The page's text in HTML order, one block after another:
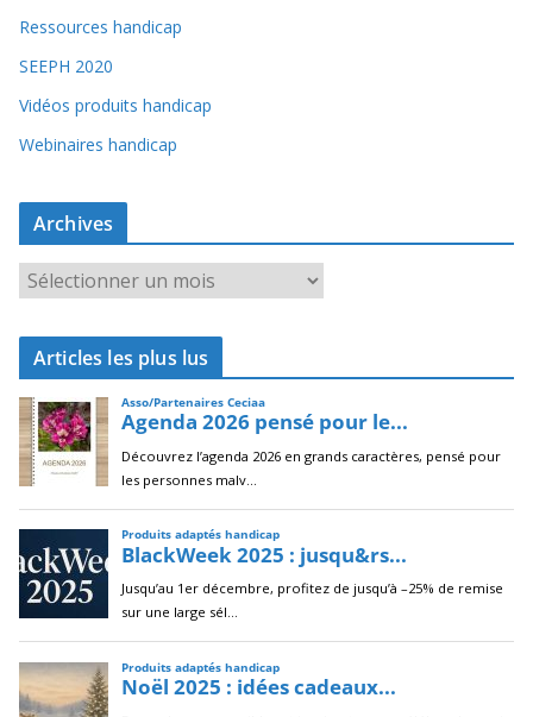
Ressources handicap
SEEPH 2020
Vidéos produits handicap
Webinaires handicap
Archives
r
c
i
v
e
s
Articles les plus lus